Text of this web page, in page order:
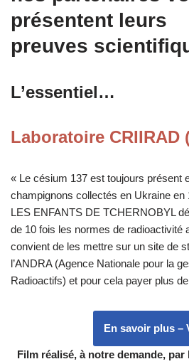
présentent leurs
preuves
L’essentiel…
Laboratoire CRIIRAD
« Le césium 137 est toujours présent
champignons collectés en Ukraine en
LES ENFANTS DE TCHERNOBYL
de 10 fois les normes de radioactivité
convient de les mettre sur un site de
l’ANDRA (Agence Nationale pour la
Radioactifs) et pour cela payer plus
En savoir plus –
Film réalisé, à notre demande,